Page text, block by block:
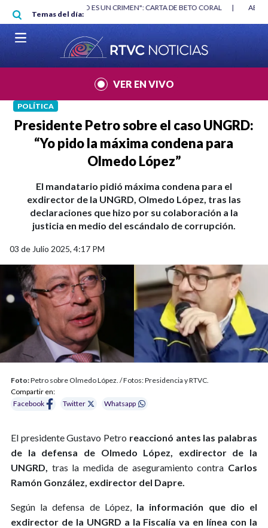
Pasar al contenido principal
Temas del día:
"HABLAR NO ES UN CRIMEN": CARTA DE BETO CORAL
VER EN VIVO
POLÍTICA
Presidente Petro sobre el caso UNGRD:
“Yo pido la máxima condena para
Olmedo López”
El mandatario pidió máxima condena para el
exdirector de la UNGRD, Olmedo López, tras las
declaraciones que hizo por su colaboración a la
justicia en medio del escándalo de corrupción.
03 de Julio 2025, 4:17 PM
Foto:Petro sobre Olmedo López. / Fotos: Presidencia y RTVC.
Compartir en:
Facebook
Twitter Whatsapp
El presidente Gustavo Petro reaccionó antes las palabras
de la defensa de Olmedo López, exdirector de la
UNGRD, tras la medida de aseguramiento contra Carlos
Ramón González, exdirector del Dapre.
Según la defensa de López, la información que dio el
exdirector de la UNGRD a la Fiscalía va en línea con la